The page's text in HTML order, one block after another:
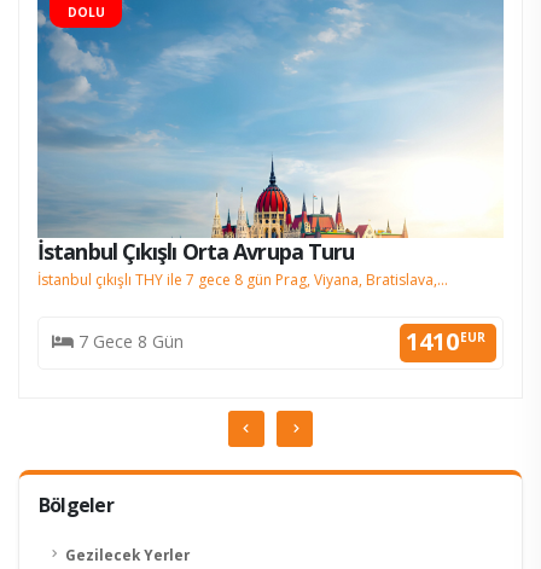
Bölgeler
Gezilecek Yerler
DOLU
İstanbul Çıkışlı Orta Avrupa Turu
İstanbul çıkışlı THY ile 7 gece 8 gün Prag, Viyana, Bratislava,
7 Gece 8 Gün 1410EUR